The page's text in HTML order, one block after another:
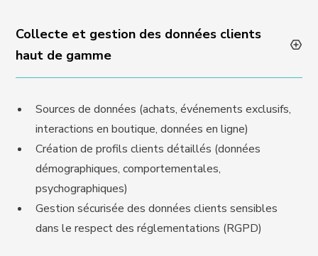
Collecte et gestion des données clients
haut de gamme
Sources de données (achats, événements exclusifs,
interactions en boutique, données en ligne)
Création de profils clients détaillés (données
démographiques, comportementales,
psychographiques)
Gestion sécurisée des données clients sensibles
dans le respect des réglementations (RGPD)